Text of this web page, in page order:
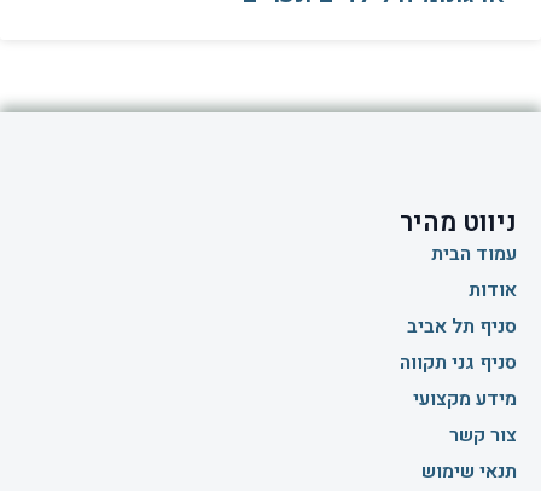
ניווט מהיר
עמוד הבית
אודות
סניף תל אביב
סניף גני תקווה
מידע מקצועי
צור קשר
תנאי שימוש